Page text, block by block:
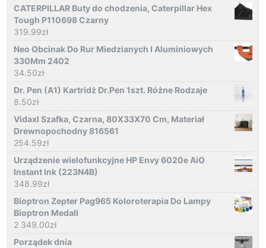
CATERPILLAR Buty do chodzenia, Caterpillar Hex
Tough P110698 Czarny
319.99zł
Neo Obcinak Do Rur Miedzianych I Aluminiowych
330Mm 2402
34.50zł
Dr. Pen (A1) Kartridż Dr.Pen 1szt. Różne Rodzaje
8.50zł
Vidaxl Szafka, Czarna, 80X33X70 Cm, Materiał
Drewnopochodny 816561
254.59zł
Urządzenie wielofunkcyjne HP Envy 6020e AiO
Instant Ink (223N4B)
348.99zł
Bioptron Zepter Pag965 Koloroterapia Do Lampy
Bioptron Medall
2 349.00zł
Porządek dnia